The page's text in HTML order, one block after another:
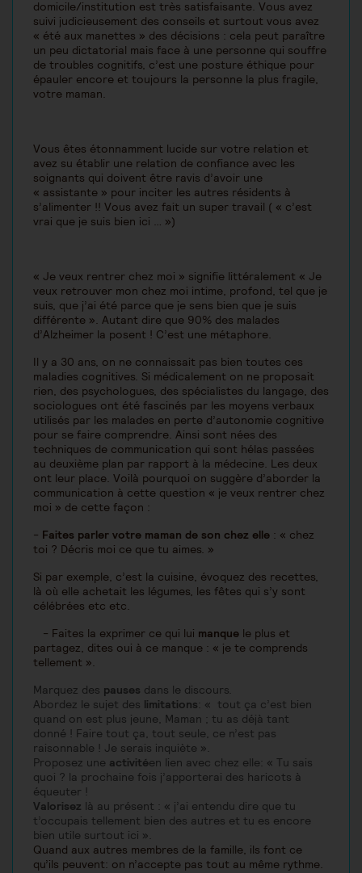
domicile/institution est très satisfaisante. Vous avez
suivi judicieusement des conseils et surtout vous avez
« été aux manettes » des décisions : cela peut paraître
un peu dictatorial mais face à une personne qui souffre
de troubles cognitifs, c’est une posture éthique pour
épauler encore et toujours la personne la plus fragile,
votre maman.
Vous êtes étonnamment lucide sur votre relation et
avez su établir une relation de confiance avec les
soignants qui doivent être ravis d’avoir une
« assistante » pour inciter les autres résidents à
s’alimenter !! Vous avez fait un super travail ( « c’est
vrai que je suis bien ici … »)
« Je veux rentrer chez moi » signifie littéralement « Je
veux retrouver mon chez moi intime, profond, tel que je
suis, que j’ai été parce que je sens bien que je suis
différente ». Autant dire que 90% des malades
d’Alzheimer la posent ! C’est une métaphore.
Il y a 30 ans, on ne connaissait pas bien toutes ces
maladies cognitives. Si médicalement on ne proposait
rien, des psychologues, des spécialistes du langage, des
sociologues ont été fascinés par les moyens verbaux
utilisés par les malades en perte d’autonomie cognitive
pour se faire comprendre. Ainsi sont nées des
techniques de communication qui sont hélas passées
au deuxième plan par rapport à la médecine. Les deux
ont leur place. Voilà pourquoi on suggère d’aborder la
communication à cette question « je veux rentrer chez
moi » de cette façon :
- Faites parler votre maman de son chez elle : « chez
toi ? Décris moi ce que tu aimes. »
Si par exemple, c’est la cuisine, évoquez des recettes,
là où elle achetait les légumes, les fêtes qui s’y sont
célébrées etc etc.
- Faites la exprimer ce qui lui manque le plus et
partagez, dites oui à ce manque : « je te comprends
tellement ».
Marquez des pauses dans le discours.
Abordez le sujet des limitations : « tout ça c’est bien
quand on est plus jeune, Maman ; tu as déjà tant
donné ! Faire tout ça, tout seule, ce n’est pas
raisonnable ! Je serais inquiète ».
Proposez une activitéen lien avec chez elle: « Tu sais
quoi ? la prochaine fois j’apporterai des haricots à
équeuter !
Valorisez là au présent : « j’ai entendu dire que tu
t’occupais tellement bien des autres et tu es encore
bien utile surtout ici ».
Quand aux autres membres de la famille, ils font ce
qu’ils peuvent: on n’accepte pas tout au même rythme.